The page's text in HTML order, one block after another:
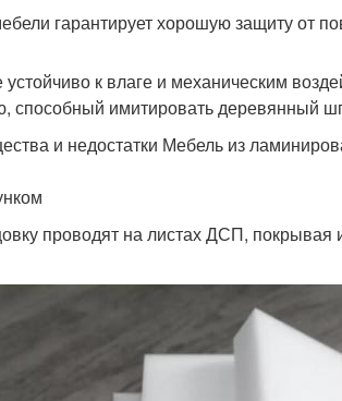
гарантирует хорошую защиту от
к влаге и механическим
способный имитировать деревянный
и недостатки Мебель из
проводят на листах ДСП, покрывая